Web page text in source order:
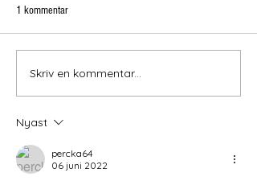
1 kommentar
Skriv en kommentar...
Nyast
percka64
06 juni 2022